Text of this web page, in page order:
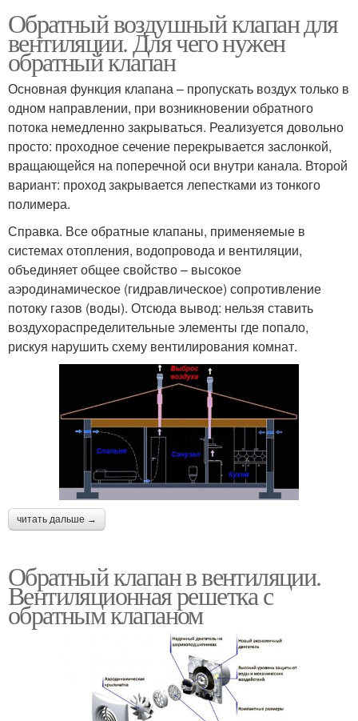
Обратный воздушный клапан для
вентиляции. Для чего нужен
обратный клапан
Основная функция клапана – пропускать воздух только в
одном направлении, при возникновении обратного
потока немедленно закрываться. Реализуется довольно
просто: проходное сечение перекрывается заслонкой,
вращающейся на поперечной оси внутри канала. Второй
вариант: проход закрывается лепестками из тонкого
полимера.
Справка. Все обратные клапаны, применяемые в
системах отопления, водопровода и вентиляции,
объединяет общее свойство – высокое
аэродинамическое (гидравлическое) сопротивление
потоку газов (воды). Отсюда вывод: нельзя ставить
воздухораспределительные элементы где попало,
рискуя нарушить схему вентилирования комнат.
читать дальше →
Обратный клапан в вентиляции.
Вентиляционная решетка с
обратным клапаном